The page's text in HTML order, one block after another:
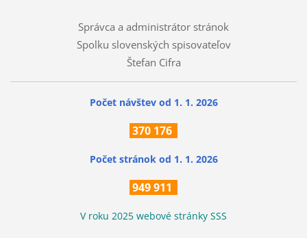
Správca a administrátor stránok
Spolku slovenských spisovateľov
Štefan Cifra
Počet návštev od 1. 1. 2026
370 176
Počet stránok od 1. 1. 2026
949 911
V roku 2025 webové stránky SSS